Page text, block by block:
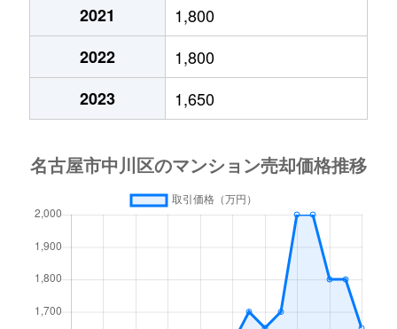
東起町
1,400万円
中島(愛知)
東起町
1,300万円
中島(愛知)
松葉町
4,300万円
烏森
松葉町
1,900万円
烏森
明徳町
中島(愛知)
中島(愛知)
2021
1,800
2022
1,800
2023
1,650